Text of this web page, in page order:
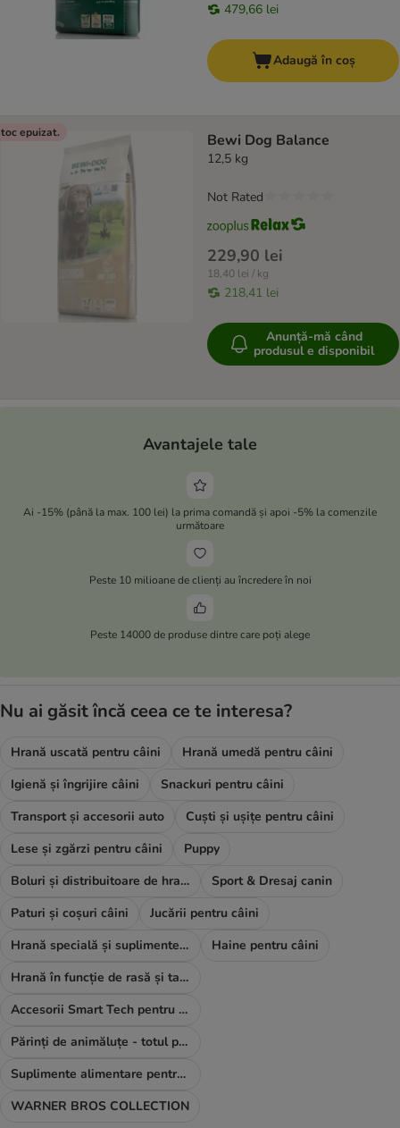
479,66 lei
Adaugă în coș
epuizat. Bewi Dog Balance
12,5 kg
229,90 lei
18,40 lei / kg
218,41 lei
Not Rated
Anunță-mă când
produsul e disponibil
Avantajele tale
Ai -15% (până la max. 100 lei) la prima comandă și apoi -5% la comenzile
următoare
Peste 10 milioane de clienți au încredere în noi
Peste 14000 de produse dintre care poți alege
Nu ai găsit încă ceea ce te interesa?
Hrană uscată pentru câini
Hrană umedă pentru câini
Igienă și îngrijire câini
Snackuri pentru câini
Transport și accesorii auto
Cuști și ușițe pentru câini
Lese și zgărzi pentru câini
Puppy
Boluri și distribuitoare de hrană și apă
Sport & Dresaj canin
Paturi și coșuri câini
Jucării pentru câini
Hrană specială și suplimente alimentare
Haine pentru câini
Hrană în funcție de rasă și talie
Accesorii Smart Tech pentru câini
Părinți de animăluțe - totul pentru TINE
Suplimente alimentare pentru câini
WARNER BROS COLLECTION